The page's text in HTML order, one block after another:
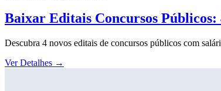
Baixar Editais Concursos
Descubra 4 novos editais de concursos públicos com
Ver Detalhes →